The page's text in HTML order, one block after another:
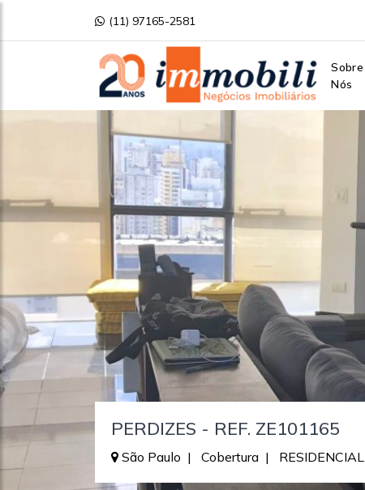
(11) 97165-2581
Sobre
Nós
PERDIZES - REF. ZE101165
São Paulo | Cobertura | RESIDENCIAL